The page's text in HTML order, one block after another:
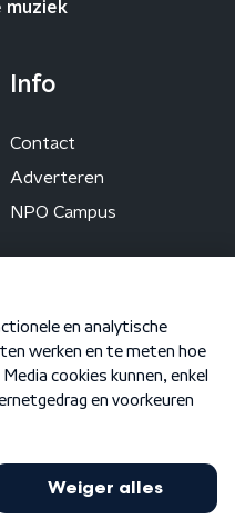
muziek
Info
Contact
Adverteren
NPO Campus